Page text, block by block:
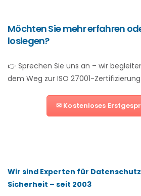
Möchten Sie mehr erfahren
loslegen?
👉 Sprechen Sie uns an – wir
dem Weg zur ISO 27001-Zertifizierung.
✉ Kostenloses
Wir sind Experten für
Sicherheit – seit 2003